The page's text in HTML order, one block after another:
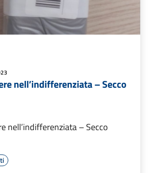
nell’indifferenziata – Secco
nell’indifferenziata – Secco